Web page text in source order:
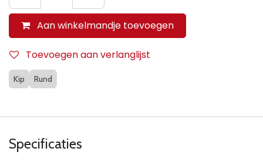
Aan winkelmandje toevoegen
Toevoegen aan verlanglijst
Kip Rund
Specificaties